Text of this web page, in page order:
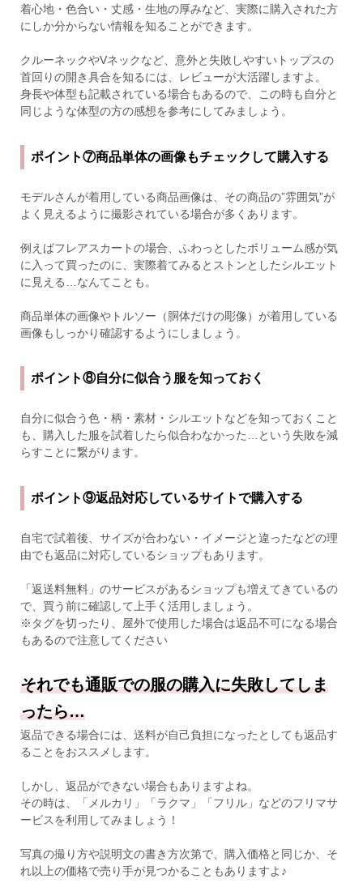
着心地・色合い・丈感・生地の厚みなど、実際に購入された方
にしか分からない情報を知ることができます。
クルーネックやVネックなど、意外と失敗しやすいトップスの
首回りの開き具合を知るには、レビューが大活躍しますよ。
身長や体型も記載されている場合もあるので、この時も自分と
同じような体型の方の感想を参考にしてみましょう。
ポイント⑦商品単体の画像もチェックして購入する
モデルさんが着用している商品画像は、その商品の”雰囲気”が
よく見えるように撮影されている場合が多くあります。
例えばフレアスカートの場合、ふわっとしたボリューム感が気
に入って買ったのに、実際着てみるとストンとしたシルエット
に見える…なんてことも。
商品単体の画像やトルソー（胴体だけの彫像）が着用している
画像もしっかり確認するようにしましょう。
ポイント⑧自分に似合う服を知っておく
自分に似合う色・柄・素材・シルエットなどを知っておくこと
も、購入した服を試着したら似合わなかった…という失敗を減
らすことに繋がります。
ポイント⑨返品対応しているサイトで購入する
自宅で試着後、サイズが合わない・イメージと違ったなどの理
由でも返品に対応しているショップもあります。
「返送料無料」のサービスがあるショップも増えてきているの
で、買う前に確認して上手く活用しましょう。
※タグを切ったり、屋外で使用した場合は返品不可になる場合
もあるので注意してください
それでも通販での服の購入に失敗してしま
ったら…
返品できる場合には、送料が自己負担になったとしても返品す
ることをおススメします。
しかし、返品ができない場合もありますよね。
その時は、「メルカリ」「ラクマ」「フリル」などのフリマサ
ービスを利用してみましょう！
写真の撮り方や説明文の書き方次第で、購入価格と同じか、そ
れ以上の価格で売り手が見つかることもありますよ♪